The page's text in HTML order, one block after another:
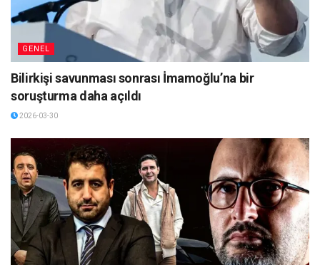
GENEL
Bilirkişi savunması sonrası İmamoğlu’na bir
soruşturma daha açıldı
2026-03-30